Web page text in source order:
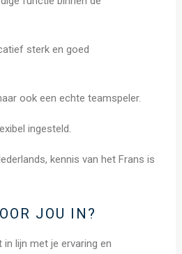
sterk en goed
ook een echte teamspeler.
ingesteld.
kennis van het Frans is
JOU IN?
lijn met je ervaring en